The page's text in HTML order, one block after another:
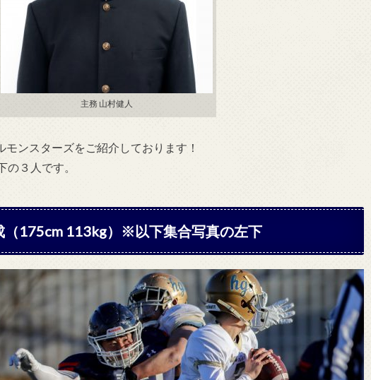
主務 山村健人
ンスターズをご紹介しております！
３人です。
（175cm 113kg）※以下集合写真の左下